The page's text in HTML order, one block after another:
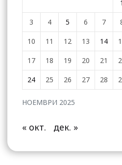
НОЕМВРИ 2025
1
3 4 5 6 7
10 11 12 13 14
17 18 19 20 21
24 25 26 27 28
« окт. дек. »